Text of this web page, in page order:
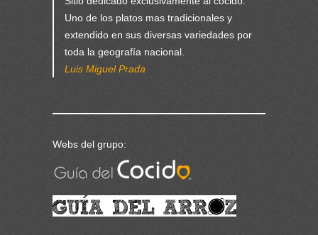
Uno de los platos mas tradicionales y
extendido en sus diversas variedades por
toda la geografía nacional.
Luis Miguel Prada
Webs del grupo: